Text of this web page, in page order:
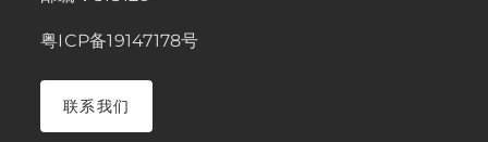
粤ICP备19147178号
联系我们